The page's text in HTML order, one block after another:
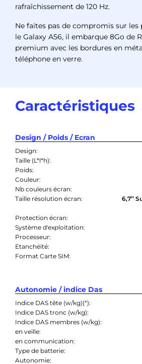
rafraîchissement de 120 Hz.
Ne faites pas de compromis sur les
le Galaxy A56, il embarque 8Go de
premium avec les bordures en
téléphone en verre.
Caractéristiques
Design / Poids / Ecran
Design:
Taille (L*l*h):
Poids:
Couleur:
Nb couleurs écran:
Taille résolution écran:
6,7’’
Protection écran:
Système d'exploitation:
Processeur:
Etanchéité:
Format Carte SIM:
Autonomie / indice Das
Indice DAS tête (w/kg)(*):
Indice DAS tronc (w/kg):
Indice DAS membres (w/kg):
en veille:
en communication:
Type de batterie:
Autonomie: